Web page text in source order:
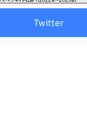
Twitter